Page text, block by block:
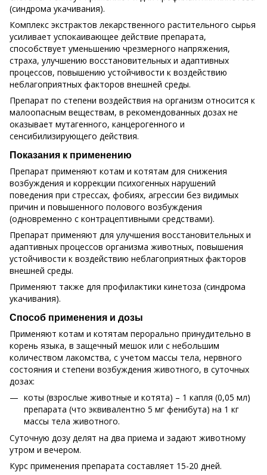
(синдрома укачивания).
Комплекс экстрактов лекарственного растительного сырья
усиливает успокаивающее действие препарата,
способствует уменьшению чрезмерного напряжения,
страха, улучшению восстановительных и адаптивных
процессов, повышению устойчивости к воздействию
неблагоприятных факторов внешней среды.
Препарат по степени воздействия на организм относится к
малоопасным веществам, в рекомендованных дозах не
оказывает мутагенного, канцерогенного и
сенсибилизирующего действия.
Показания к применению
Препарат применяют котам и котятам для снижения
возбуждения и коррекции психогенных нарушений
поведения при стрессах, фобиях, агрессии без видимых
причин и повышенного полового возбуждения
(одновременно с контрацептивными средствами).
Препарат применяют для улучшения восстановительных и
адаптивных процессов организма животных, повышения
устойчивости к воздействию неблагоприятных факторов
внешней среды.
Применяют также для профилактики кинетоза (синдрома
укачивания).
Способ применения и дозы
Применяют котам и котятам перорально принудительно в
корень языка, в защечный мешок или с небольшим
количеством лакомства, с учетом массы тела, нервного
состояния и степени возбуждения животного, в суточных
дозах:
коты (взрослые животные и котята) – 1 капля (0,05 мл)
препарата (что эквивалентно 5 мг фенибута) на 1 кг
массы тела животного.
Суточную дозу делят на два приема и задают животному
утром и вечером.
Курс применения препарата составляет 15-20 дней.